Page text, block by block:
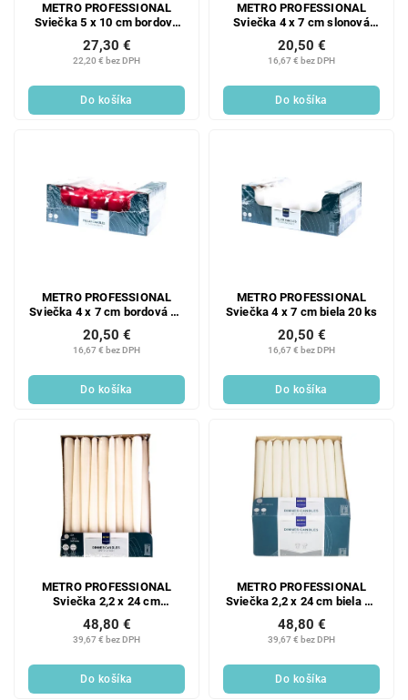
METRO PROFESSIONAL
Sviečka 5 x 10 cm bordová
12 ks
22,20 € bez DPH
27,30 €
Do košíka
METRO PROFESSIONAL
Sviečka 4 x 7 cm slonová
kosť 20 ks
16,67 € bez DPH
20,50 €
Do košíka
METRO PROFESSIONAL
Sviečka 4 x 7 cm bordová 20
ks
16,67 € bez DPH
20,50 €
Do košíka
METRO PROFESSIONAL
Sviečka 4 x 7 cm biela 20 ks
16,67 € bez DPH
20,50 €
Do košíka
METRO PROFESSIONAL
Sviečka 2,2 x 24 cm
39,67 € bez DPH
48,80 €
Do košíka
METRO PROFESSIONAL
Sviečka 2,2 x 24 cm biela 60
39,67 € bez DPH
48,80 €
Do košíka